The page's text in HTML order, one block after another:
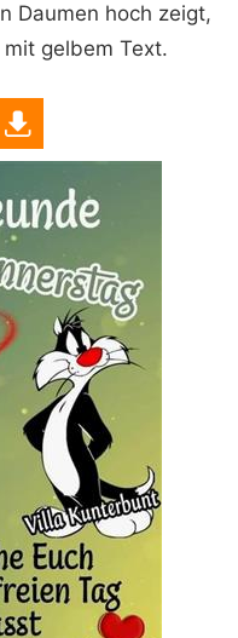
Daumen hoch zeigt,
gelbem Text.